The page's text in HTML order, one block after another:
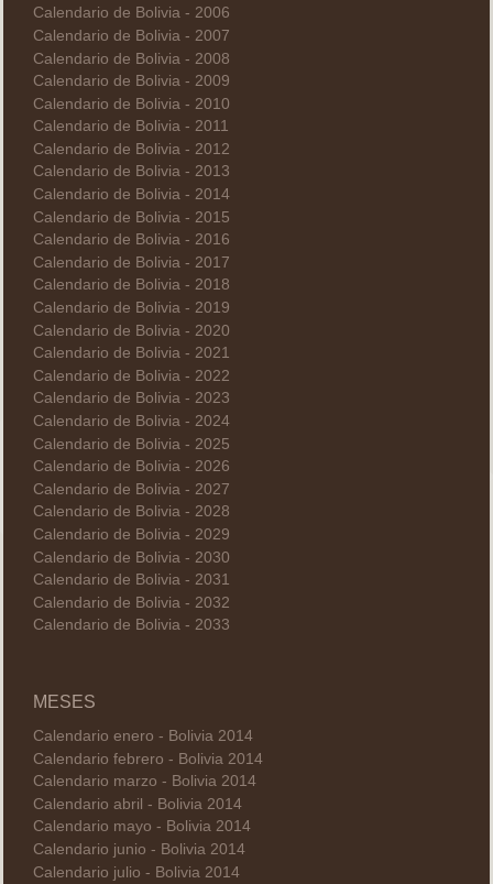
Calendario de Bolivia - 2006
Calendario de Bolivia - 2007
Calendario de Bolivia - 2008
Calendario de Bolivia - 2009
Calendario de Bolivia - 2010
Calendario de Bolivia - 2011
Calendario de Bolivia - 2012
Calendario de Bolivia - 2013
Calendario de Bolivia - 2014
Calendario de Bolivia - 2015
Calendario de Bolivia - 2016
Calendario de Bolivia - 2017
Calendario de Bolivia - 2018
Calendario de Bolivia - 2019
Calendario de Bolivia - 2020
Calendario de Bolivia - 2021
Calendario de Bolivia - 2022
Calendario de Bolivia - 2023
Calendario de Bolivia - 2024
Calendario de Bolivia - 2025
Calendario de Bolivia - 2026
Calendario de Bolivia - 2027
Calendario de Bolivia - 2028
Calendario de Bolivia - 2029
Calendario de Bolivia - 2030
Calendario de Bolivia - 2031
Calendario de Bolivia - 2032
Calendario de Bolivia - 2033
MESES
Calendario enero - Bolivia 2014
Calendario febrero - Bolivia 2014
Calendario marzo - Bolivia 2014
Calendario abril - Bolivia 2014
Calendario mayo - Bolivia 2014
Calendario junio - Bolivia 2014
Calendario julio - Bolivia 2014